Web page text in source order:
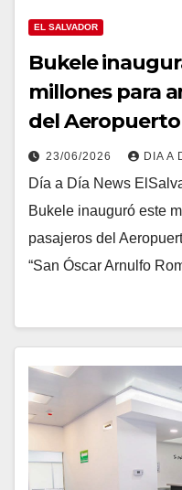
EL SALVADOR
Bukele
millones para
del
23/06/2026 DIA A
Día a Día News
Bukele inauguró este
pasajeros del
“San Óscar Arnulfo